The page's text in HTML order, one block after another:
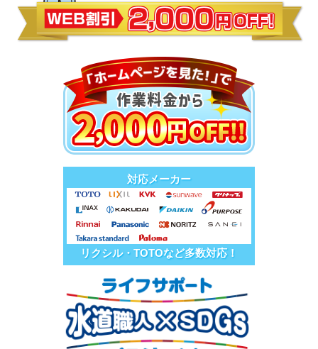
対応メーカー
リクシル・TOTOなど多数対応！